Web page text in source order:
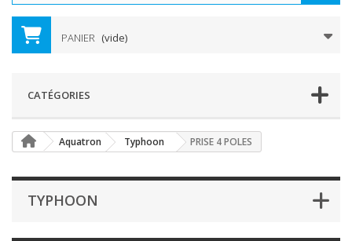
PANIER (vide)
CATÉGORIES
Aquatron Typhoon PRISE 4 POLES
TYPHOON